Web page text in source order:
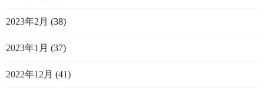
2023年2月 (38)
2023年1月 (37)
2022年12月 (41)